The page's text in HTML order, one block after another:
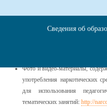
Перечень
по
Фото и видео-материалы,
употребления наркотических
для использования
тематических занятий: http://
Сведения об